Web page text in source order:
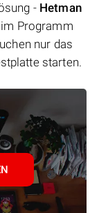
- Hetman
Programm
nur das
starten.